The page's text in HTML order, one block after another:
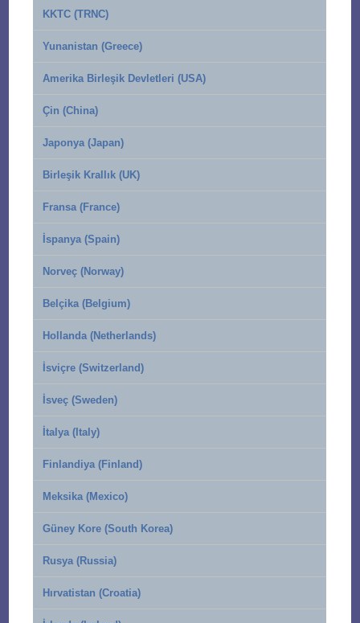
KKTC (TRNC)
Yunanistan (Greece)
Amerika Birleşik Devletleri (USA)
Çin (China)
Japonya (Japan)
Birleşik Krallık (UK)
Fransa (France)
İspanya (Spain)
Norveç (Norway)
Belçika (Belgium)
Hollanda (Netherlands)
İsviçre (Switzerland)
İsveç (Sweden)
İtalya (Italy)
Finlandiya (Finland)
Meksika (Mexico)
Güney Kore (South Korea)
Rusya (Russia)
Hırvatistan (Croatia)